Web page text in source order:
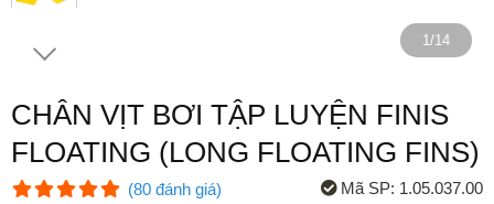
1/14
CHÂN VỊT BƠI TẬP LUYỆN FINIS
FLOATING (LONG FLOATING FINS)
(80 đánh giá) Mã SP: 1.05.037.00